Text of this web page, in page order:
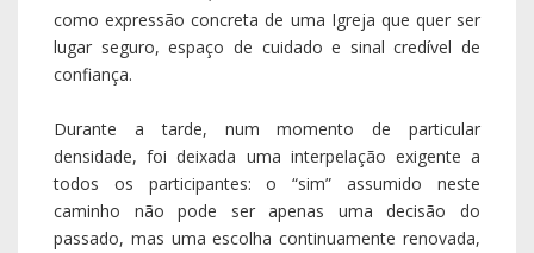
como expressão concreta de uma Igreja que quer ser
lugar seguro, espaço de cuidado e sinal credível de
confiança.
Durante a tarde, num momento de particular
densidade, foi deixada uma interpelação exigente a
todos os participantes: o “sim” assumido neste
caminho não pode ser apenas uma decisão do
passado, mas uma escolha continuamente renovada,